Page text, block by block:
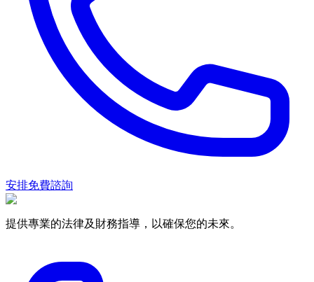
安排免費諮詢
提供專業的法律及財務指導，以確保您的未來。